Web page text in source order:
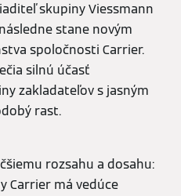
skupiny Viessmann
stane novým
spoločnosti Carrier.
silnú účasť
zakladateľov s jasným
rast.
rozsahu a dosahu:
Carrier má vedúce